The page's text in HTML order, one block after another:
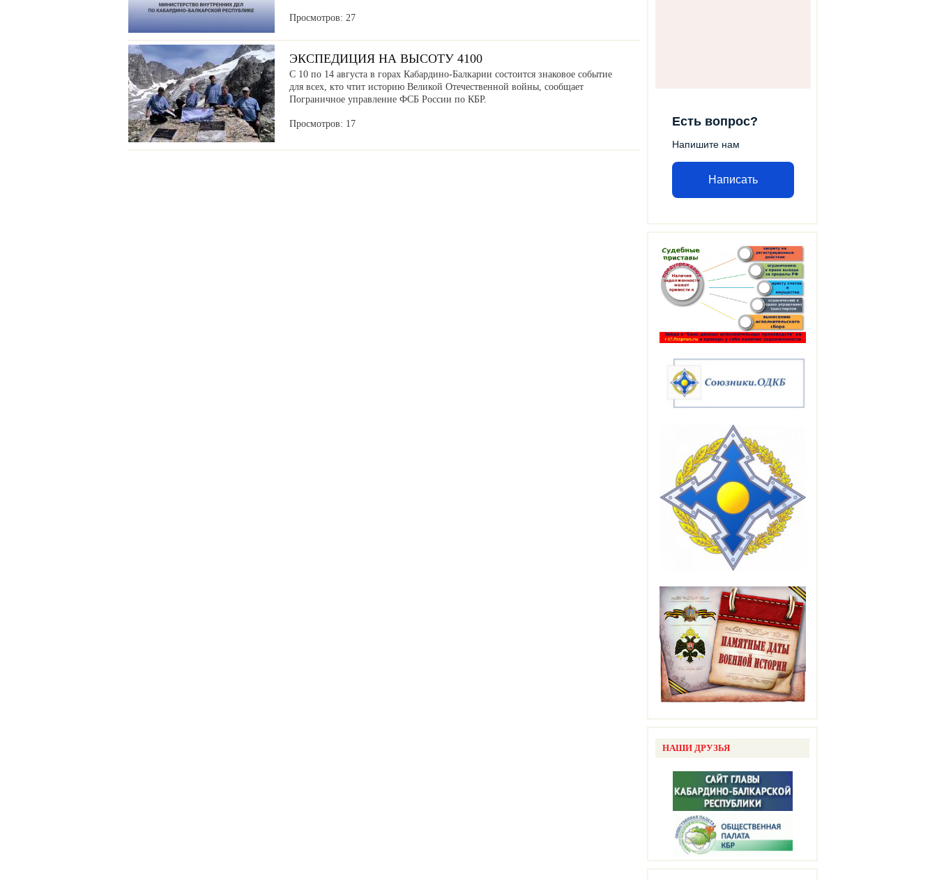
Есть вопрос?
Напишите нам
Написать
НАШИ ДРУЗЬЯ
Просмотров: 27
ЭКСПЕДИЦИЯ НА ВЫСОТУ 4100
С 10 по 14 августа в горах Кабардино-Балкарии состоится знаковое событие
для всех, кто чтит историю Великой Отечественной войны, сообщает
Пограничное управление ФСБ России по КБР.
Просмотров: 17